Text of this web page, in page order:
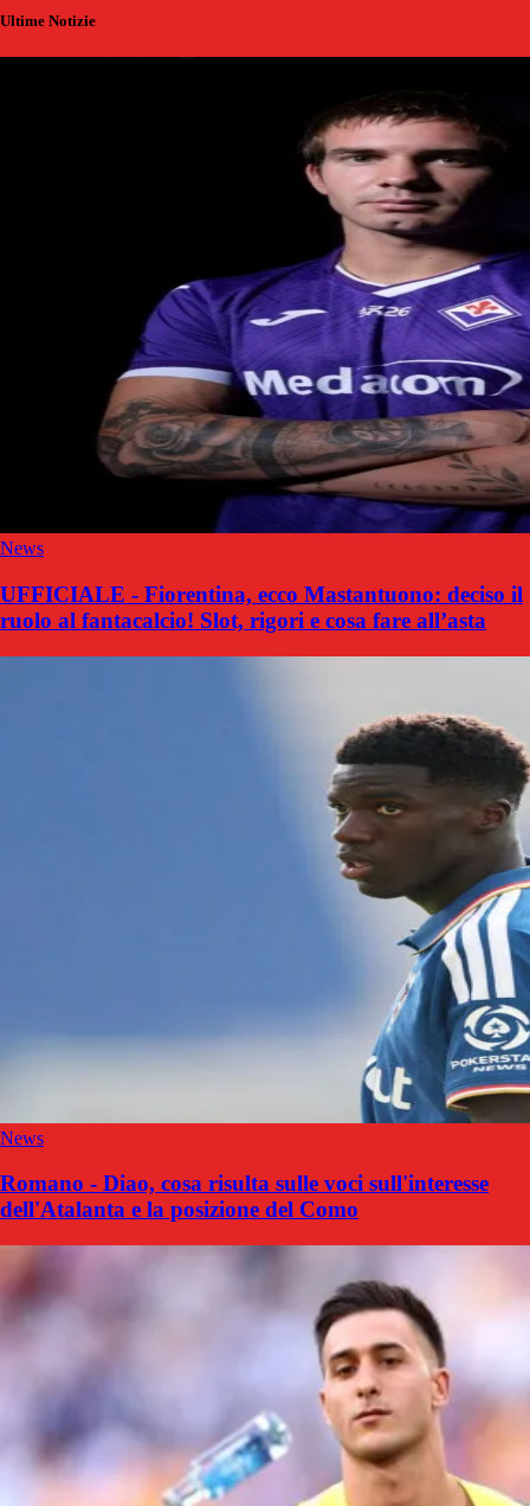
Ultime Notizie
News
UFFICIALE - Fiorentina, ecco Mastantuono: deciso il
ruolo al fantacalcio! Slot, rigori e cosa fare all’asta
News
Romano - Diao, cosa risulta sulle voci sull'interesse
dell'Atalanta e la posizione del Como